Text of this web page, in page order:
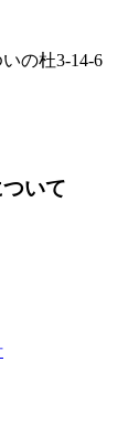
の杜3-14-6